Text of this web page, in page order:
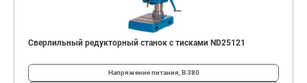
Сверлильный редукторный станок с тисками ND25121
Напряжение питания, В380